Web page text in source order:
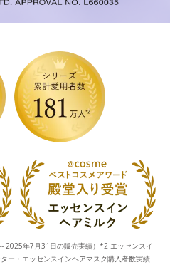
2025年7月31日の販売実績）*2 エッセンスイ
ー・エッセンスインヘアマスク購入者数実績